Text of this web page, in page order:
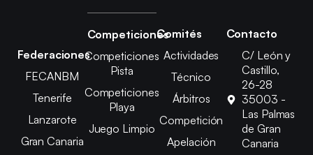
Federaciones
FECANBM
Tenerife
Lanzarote
Gran Canaria
Competiciones
Competiciones
Pista
Competiciones
Playa
Juego Limpio
Comités
Actividades
Técnico
Árbitros
Competición
Apelación
Contacto
C/ León y
Castillo,
26-28
35003 -
Las Palmas
de Gran
Canaria